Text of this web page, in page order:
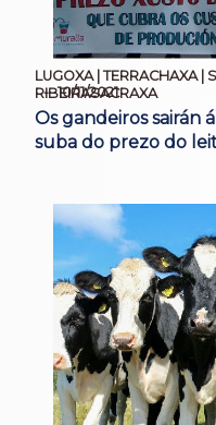
LUGOXA | TERRACHAXA |
RIBEIRASACRAXA
10/11/2021
Os gandeiros sairán
suba do prezo do